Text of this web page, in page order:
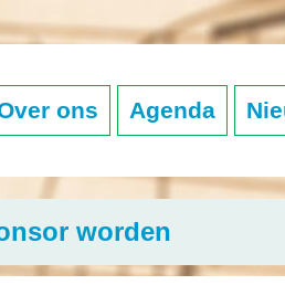
ons Agenda
worden